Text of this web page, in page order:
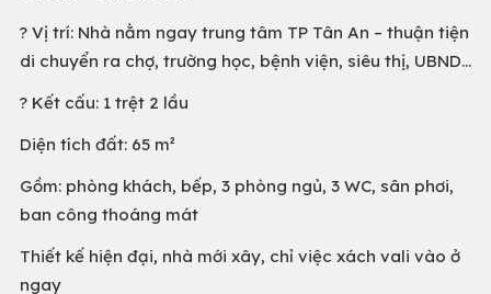
? Vị trí: Nhà nằm ngay trung tâm TP Tân An – thuận tiện
di chuyển ra chợ, trường học, bệnh viện, siêu thị, UBND...
? Kết cấu: 1 trệt 2 lầu
Diện tích đất: 65 m²
Gồm: phòng khách, bếp, 3 phòng ngủ, 3 WC, sân phơi,
ban công thoáng mát
Thiết kế hiện đại, nhà mới xây, chỉ việc xách vali vào ở
ngay